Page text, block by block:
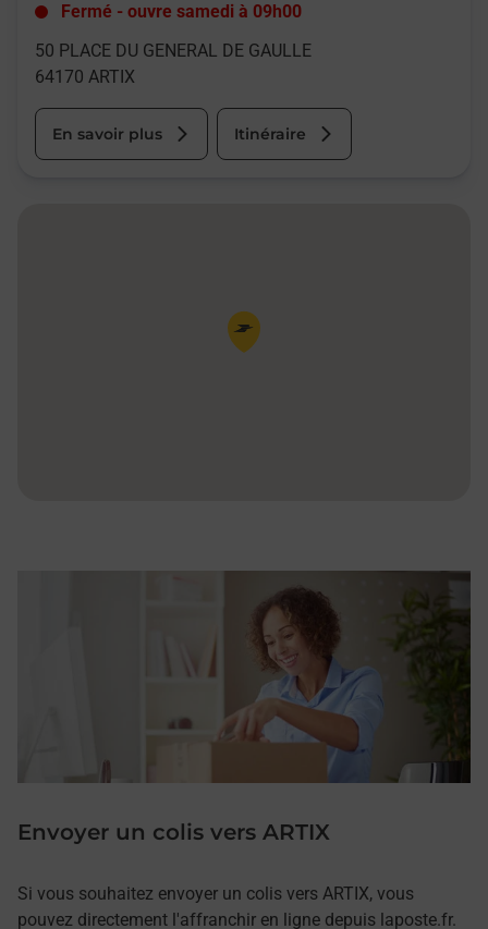
Fermé - ouvre samedi à 09h00
50 PLACE DU GENERAL DE GAULLE
64170 ARTIX
En savoir plus Itinéraire
Pin de la carte
Envoyer un colis vers ARTIX
Si vous souhaitez envoyer un colis vers ARTIX, vous
pouvez directement l'affranchir en ligne depuis laposte.fr.